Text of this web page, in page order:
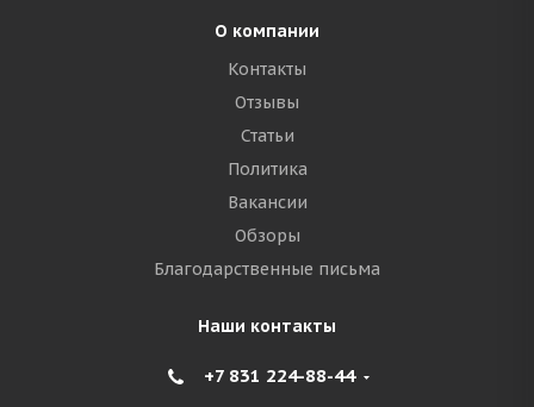
О компании
Контакты
Отзывы
Статьи
Политика
Вакансии
Обзоры
Благодарственные письма
Наши контакты
+7 831 224-88-44